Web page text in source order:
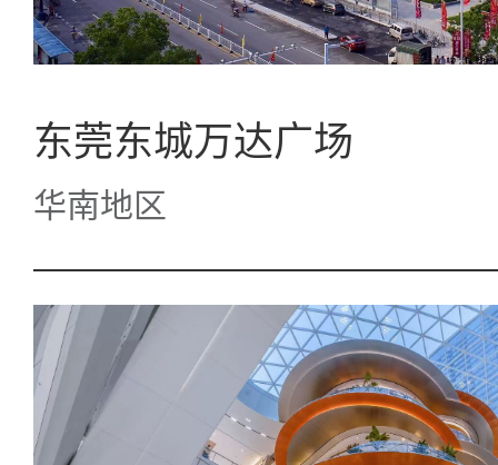
东莞东城万达广场
华南地区